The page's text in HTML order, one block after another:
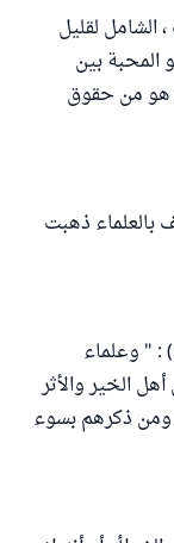
الشامل لقليل
المحبة بين
هو من حقوق
بالعلماء ذهبت
وقال الطحاوي رحمه الله في "عقيدته" (57) : " وعلماء
الخير والأثر
ومن ذكرهم بسوء